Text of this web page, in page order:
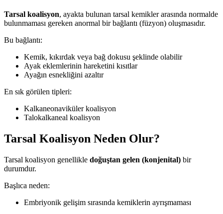
Tarsal koalisyon, ayakta bulunan tarsal kemikler arasında normalde
bulunmaması gereken anormal bir bağlantı (füzyon) oluşmasıdır.
Bu bağlantı:
Kemik, kıkırdak veya bağ dokusu şeklinde olabilir
Ayak eklemlerinin hareketini kısıtlar
Ayağın esnekliğini azaltır
En sık görülen tipleri:
Kalkaneonaviküler koalisyon
Talokalkaneal koalisyon
Tarsal Koalisyon Neden Olur?
Tarsal koalisyon genellikle doğuştan gelen (konjenital) bir
durumdur.
Başlıca neden:
Embriyonik gelişim sırasında kemiklerin ayrışmaması